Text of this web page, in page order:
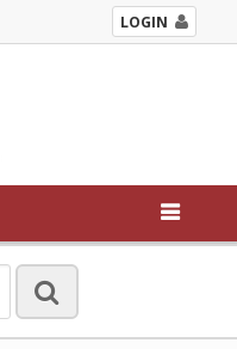
LOGIN